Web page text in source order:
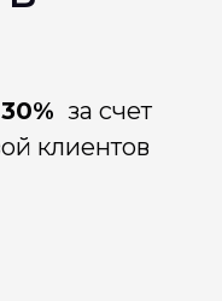
за счет
клиентов